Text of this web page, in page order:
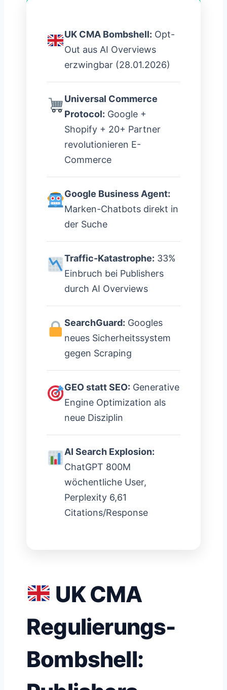
UK CMA Bombshell: Opt-
Out aus AI Overviews
erzwingbar (28.01.2026)
Universal Commerce
Protocol: Google +
Shopify + 20+ Partner
revolutionieren E-
Commerce
Google Business Agent:
Marken-Chatbots direkt in
der Suche
Traffic-Katastrophe: 33%
Einbruch bei Publishers
durch AI Overviews
SearchGuard: Googles
neues Sicherheitssystem
gegen Scraping
GEO statt SEO: Generative
Engine Optimization als
neue Disziplin
AI Search Explosion:
ChatGPT 800M
wöchentliche User,
Perplexity 6,61
Citations/Response
UK CMA
Regulierungs-
Bombshell: